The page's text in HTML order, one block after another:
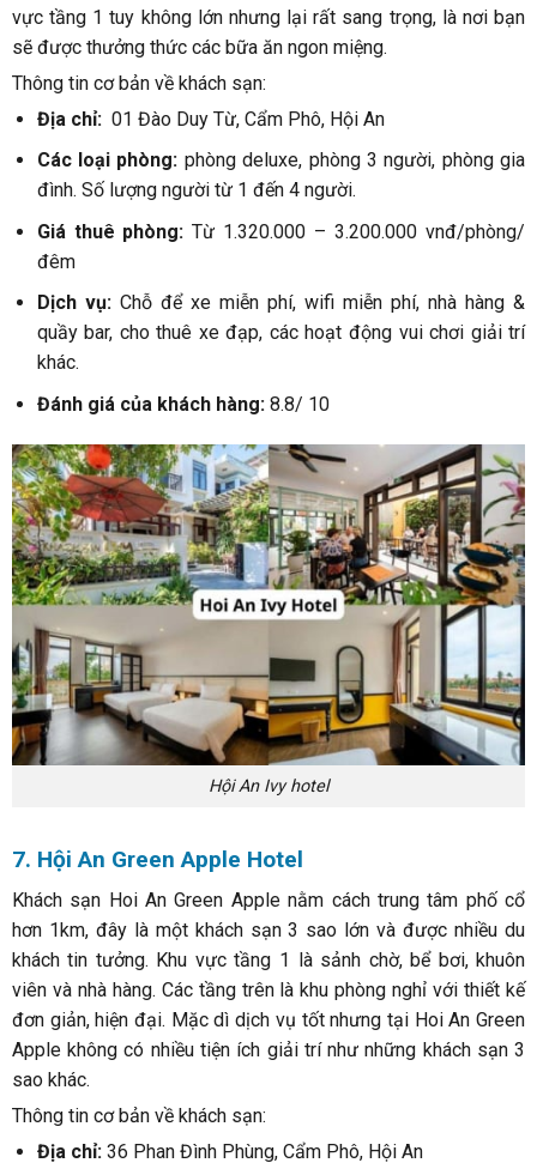
vực tầng 1 tuy không lớn nhưng lại rất sang trọng, là nơi bạn
sẽ được thưởng thức các bữa ăn ngon miệng.
Thông tin cơ bản về khách sạn:
Địa chỉ: 01 Đào Duy Từ, Cẩm Phô, Hội An
Các loại phòng: phòng deluxe, phòng 3 người, phòng gia
đình. Số lượng người từ 1 đến 4 người.
Giá thuê phòng:Từ 1.320.000 – 3.200.000 vnđ/phòng/
đêm
Dịch vụ:Chỗ để xe miễn phí, wifi miễn phí, nhà hàng &
quầy bar, cho thuê xe đạp, các hoạt động vui chơi giải trí
khác.
Đánh giá của khách hàng:8.8/ 10
Hội An Ivy hotel
7. Hội An Green Apple Hotel
Khách sạn Hoi An Green Apple nằm cách trung tâm phố cổ
hơn 1km, đây là một khách sạn 3 sao lớn và được nhiều du
khách tin tưởng. Khu vực tầng 1 là sảnh chờ, bể bơi, khuôn
viên và nhà hàng. Các tầng trên là khu phòng nghỉ với thiết kế
đơn giản, hiện đại. Mặc dì dịch vụ tốt nhưng tại Hoi An Green
Apple không có nhiều tiện ích giải trí như những khách sạn 3
sao khác.
Thông tin cơ bản về khách sạn:
Địa chỉ: 36 Phan Đình Phùng, Cẩm Phô, Hội An